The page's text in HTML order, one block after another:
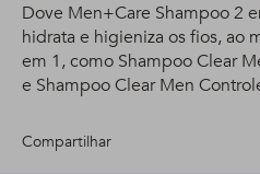
Dove Men+Care Shampoo 2
hidrata e higieniza os fios, ao
em 1, como Shampoo Clear
e Shampoo Clear Men
Compartilhar